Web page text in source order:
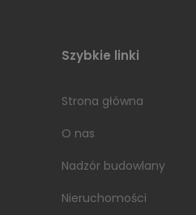
Szybkie linki
Strona główna
O nas
Nadzór budowlany
Nieruchomości